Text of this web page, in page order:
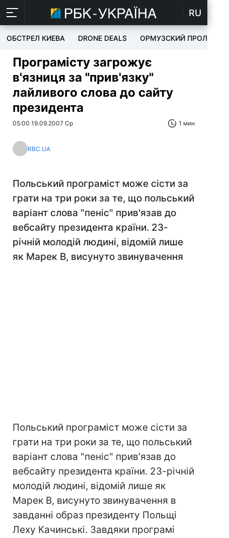
RU
ОБСТРЕЛ КИЕВА DRONE DEALS ОРМУЗСКИЙ ПРОЛИВ
Програмісту загрожує
в'язниця за "прив'язку"
лайливого слова до сайту
президента
05:00 19.09.2007 Ср 1 мин
RBC.UA
Польський програміст може сісти за
грати на три роки за те, що польський
варіант слова "пеніс" прив'язав до
вебсайту президента країни. 23-
річній молодій людині, відомій лише
як Марек В, висунуто звинувачення
Польський програміст може сісти за
грати на три роки за те, що польський
варіант слова "пеніс" прив'язав до
вебсайту президента країни. 23-річній
молодій людині, відомій лише як
Марек В, висунуто звинувачення в
завданні образ президенту Польщі
Леху Качинські. Завдяки програмі